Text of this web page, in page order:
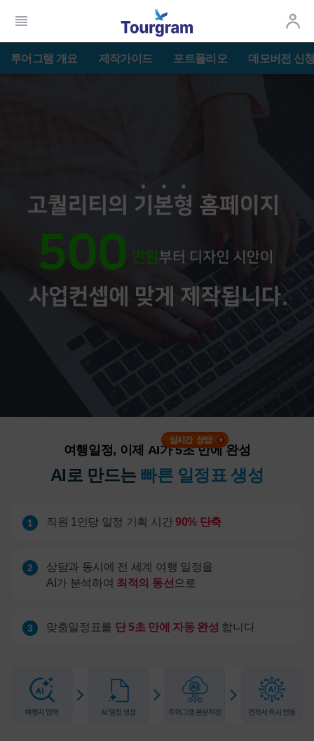
투어그램 개요 제작가이드 포트폴리오 데모버전 신
여행일정, 이제 AI가 5초 만에 완성
AI로 만드는 빠른 일정표 생성
1 직원 1인당 일정 기획 시간90% 단축
2
상담과 동시에 전 세계 여행 일정을
AI가 분석하여 최적의 동선 으로
3 맞춤일정표를 단 5초 만에 자동 완성 합니다